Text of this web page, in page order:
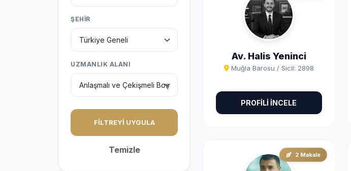
ŞEHİR
UZMANLIK ALANI
FİLTREYİ UYGULA
Temizle
Av. Halis Yeninci
Muğla Barosu / Sicil: 2898
PROFİLİ İNCELE
2 Makale